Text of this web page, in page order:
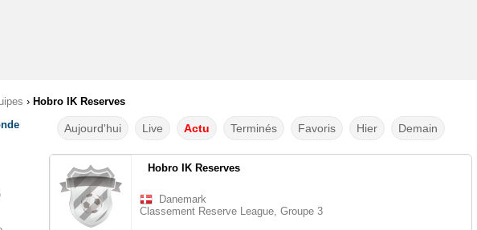
› Hobro IK Reserves
Aujourd'hui Live Actu Terminés Favoris Hier Demain
Hobro IK Reserves
Danemark
Classement Reserve League, Groupe 3